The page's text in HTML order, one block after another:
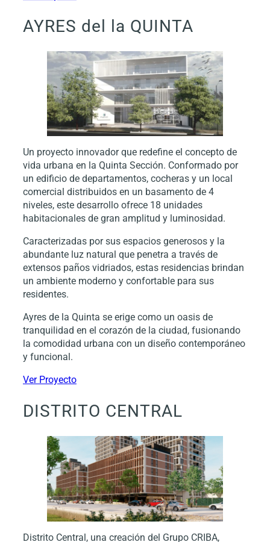
AYRES del la QUINTA
Un proyecto innovador que redefine el concepto de
vida urbana en la Quinta Sección. Conformado por
un edificio de departamentos, cocheras y un local
comercial distribuidos en un basamento de 4
niveles, este desarrollo ofrece 18 unidades
habitacionales de gran amplitud y luminosidad.
Caracterizadas por sus espacios generosos y la
abundante luz natural que penetra a través de
extensos paños vidriados, estas residencias brindan
un ambiente moderno y confortable para sus
residentes.
Ayres de la Quinta se erige como un oasis de
tranquilidad en el corazón de la ciudad, fusionando
la comodidad urbana con un diseño contemporáneo
y funcional.
Ver Proyecto
DISTRITO CENTRAL
Distrito Central, una creación del Grupo CRIBA,